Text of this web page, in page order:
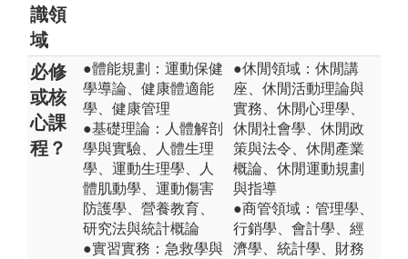
識領
域
必修
或核
心課
程？
●體能規劃：運動保健
學導論、健康體適能
學、健康管理
●基礎理論：人體解剖
學與實驗、人體生理
學、運動生理學、人
體肌動學、運動傷害
防護學、營養教育、
研究法與統計概論
●實習實務：急救學與
●休閒領域：休閒講
座、休閒活動理論與
實務、休閒心理學、
休閒社會學、休閒政
策與法令、休閒產業
概論、休閒運動規劃
與指導
●商管領域：管理學、
行銷學、會計學、經
濟學、統計學、財務